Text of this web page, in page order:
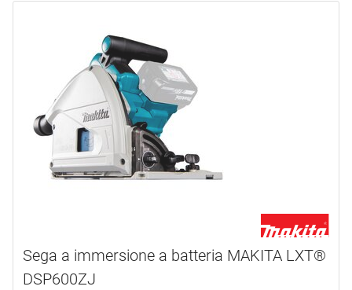
Sega a immersione a batteria MAKITA LXT®
DSP600ZJ